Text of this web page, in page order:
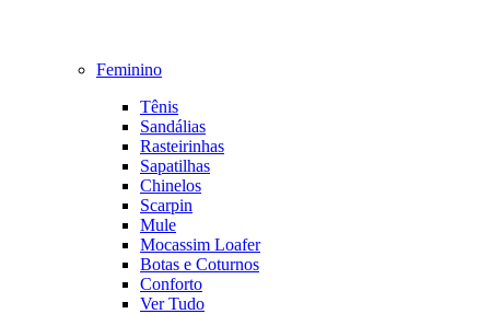
Feminino
Tênis
Sandálias
Rasteirinhas
Sapatilhas
Chinelos
Scarpin
Mule
Mocassim Loafer
Botas e Coturnos
Conforto
Ver Tudo